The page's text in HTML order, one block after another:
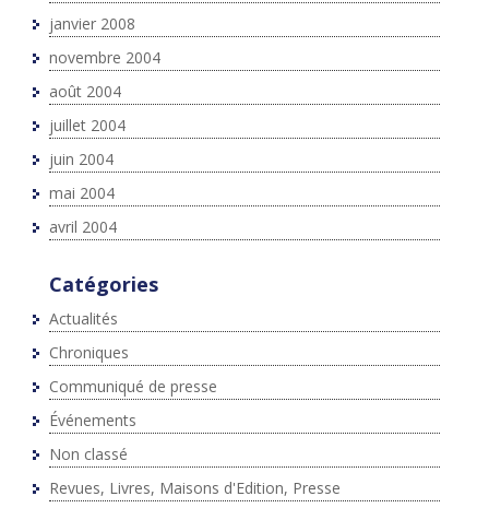
janvier 2008
novembre 2004
août 2004
juillet 2004
juin 2004
mai 2004
avril 2004
Catégories
Actualités
Chroniques
Communiqué de presse
Événements
Non classé
Revues, Livres, Maisons d'Edition, Presse